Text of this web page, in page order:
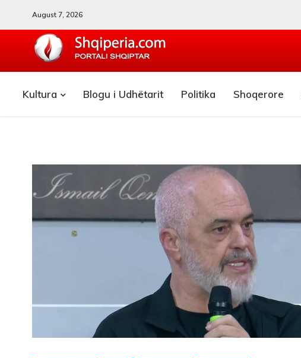
August 7, 2026
Kultura Blogu i Udhëtarit Politika Shoqerore